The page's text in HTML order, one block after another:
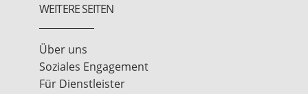
WEITERE SEITEN
Über uns
Soziales Engagement
Für Dienstleister